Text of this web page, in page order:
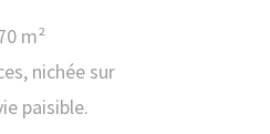
m²
nichée sur
paisible.